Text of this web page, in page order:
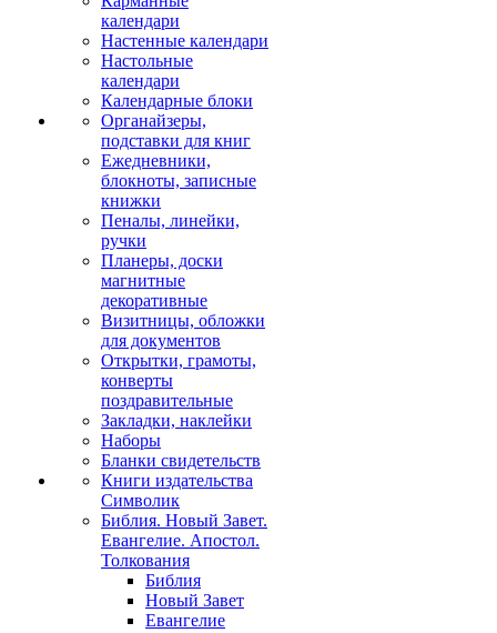
календари
Настенные календари
Настольные
календари
Календарные блоки
Органайзеры,
подставки для книг
Ежедневники,
блокноты, записные
книжки
Пеналы, линейки,
ручки
Планеры, доски
магнитные
декоративные
Визитницы, обложки
для документов
Открытки, грамоты,
конверты
поздравительные
Закладки, наклейки
Наборы
Бланки свидетельств
Книги издательства
Символик
Библия. Новый Завет.
Евангелие. Апостол.
Толкования
Библия
Новый Завет
Евангелие